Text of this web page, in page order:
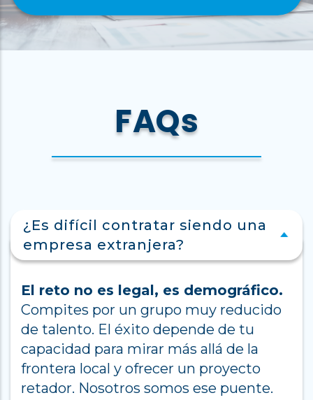
FAQs
¿Es difícil contratar siendo una
empresa extranjera?
El reto no es legal, es demográfico.
Compites por un grupo muy reducido
de talento. El éxito depende de tu
capacidad para mirar más allá de la
frontera local y ofrecer un proyecto
retador. Nosotros somos ese puente.